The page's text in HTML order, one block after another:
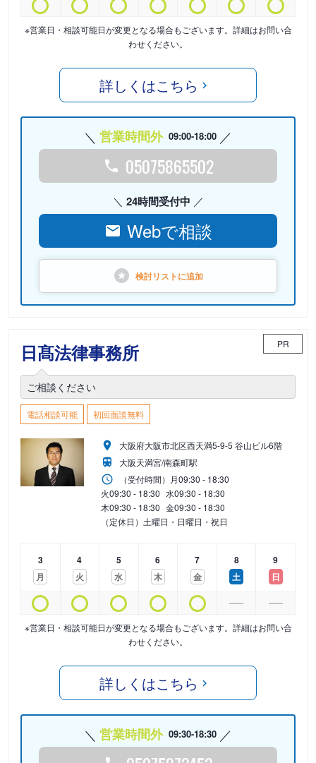
※営業日・相談可能日が変更となる場合もございます。詳細はお問い合
わせください。
詳しくはこちら
営業時間外 09:00-18:00
05075865502
24時間受付中
Webで相談
検討リストに追加
日髙法律事務所 PR
ご相談ください
電話相談可能 初回面談無料
大阪府大阪市北区西天満5-9-5 谷山ビル6階
大阪天満宮/南森町駅
（受付時間） 月09:30 - 18:30
火09:30 - 18:30 水09:30 - 18:30
木09:30 - 18:30 金09:30 - 18:30
（定休日）土曜日・日曜日・祝日
3
月
4
火
5
水
6
木
7
金
8
土
9
日
※営業日・相談可能日が変更となる場合もございます。詳細はお問い合
わせください。
詳しくはこちら
営業時間外 09:30-18:30